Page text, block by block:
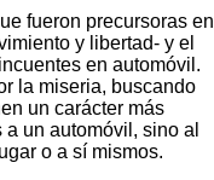
fueron precursoras en
y libertad- y el
en automóvil.
la miseria, buscando
un carácter más
un automóvil, sino al
o a sí mismos.